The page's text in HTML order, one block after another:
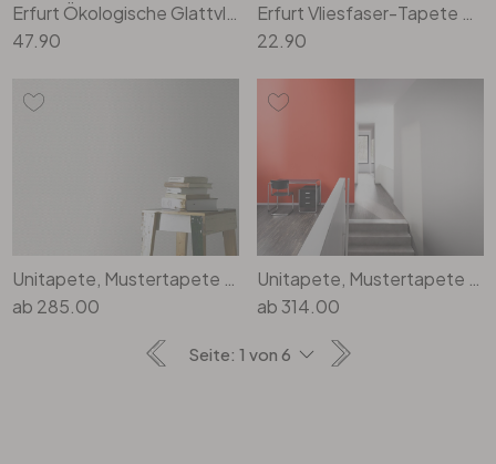
Erfurt Ökologische Glattvlies-Tapete Eco Green 20x0.75m
47.90
Erfurt Vliesfaser-Tapete Protect 208
22.90
Unitapete, Mustertapete mit Struktur Bauhaus weiss
ab 285.00
Unitapete, Mustertapete mit Struktur Bauhaus weiss
ab314.00